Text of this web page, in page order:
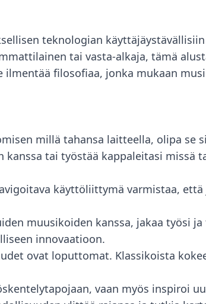
teknologian käyttäjäystävällisiin
tai vasta-alkaja, tämä
filosofiaa, jonka mukaan
millä tahansa laitteella, olipa se
tai työstää kappaleitasi missä
käyttöliittymä varmistaa, että
muusikoiden kanssa, jakaa työsi ja
innovaatioon.
ovat loputtomat. Klassikoista
vaan myös inspiroi